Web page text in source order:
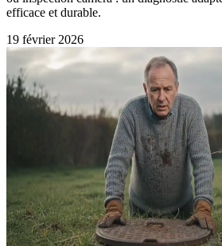
efficace et durable.
19 février 2026